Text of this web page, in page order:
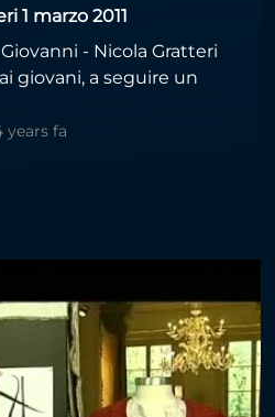
1 marzo 2011
Giovanni - Nicola Gratteri
giovani, a seguire un
years fa